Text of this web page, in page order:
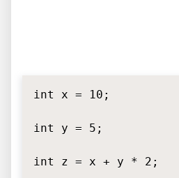
int x = 10;
int y = 5;
int z = x + y * 2;